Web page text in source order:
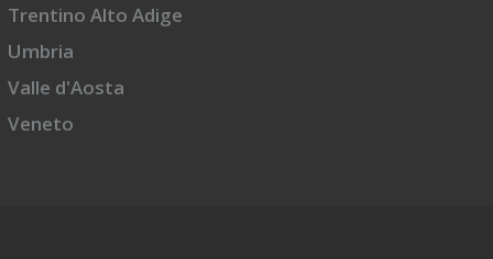
Trentino Alto Adige
Umbria
Valle d'Aosta
Veneto